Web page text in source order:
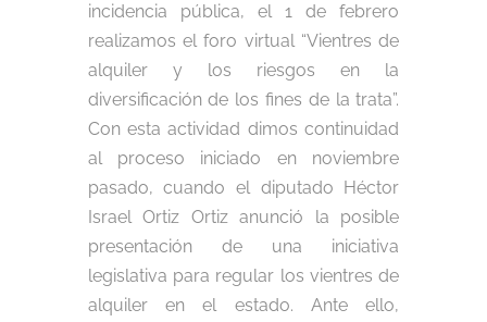
incidencia pública, el 1 de febrero
realizamos el foro virtual “Vientres de
alquiler y los riesgos en la
diversificación de los fines de la trata”.
Con esta actividad dimos continuidad
al proceso iniciado en noviembre
pasado, cuando el diputado Héctor
Israel Ortiz Ortiz anunció la posible
presentación de una iniciativa
legislativa para regular los vientres de
alquiler en el estado. Ante ello,